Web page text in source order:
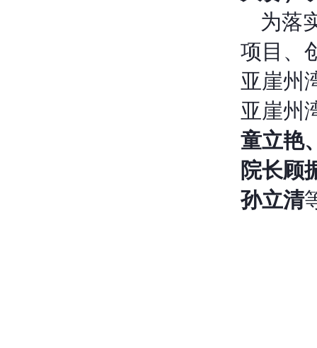
为落
项目、
亚崖州
亚崖州
童立艳
院长顾
孙立清